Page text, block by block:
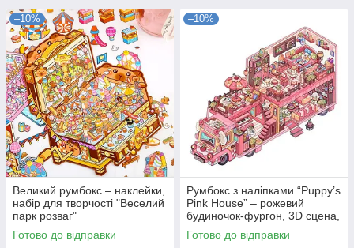
–10%
Великий румбокс – наклейки,
набір для творчості "Веселий
парк розваг"
Готово до відправки
–10%
Румбокс з наліпками “Puppy’s
Pink House” – рожевий
будиночок-фургон, 3D сцена,
мініатюра, набір для
творчості, room box
Готово до відправки